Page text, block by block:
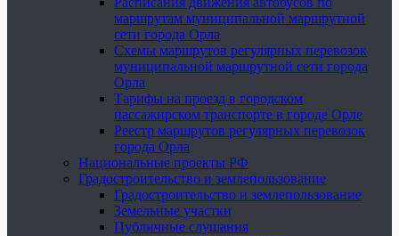
маршрутам муниципальной маршрутной
сети города Орла
Схемы маршрутов регулярных перевозок
муниципальной маршрутной сети города
Орла
Тарифы на проезд в городском
пассажирском транспорте в городе Орле
Реестр маршрутов регулярных перевозок
города Орла
Национальные проекты РФ
Градостроительство и землепользование
Градостроительство и землепользование
Земельные участки
Публичные слушания